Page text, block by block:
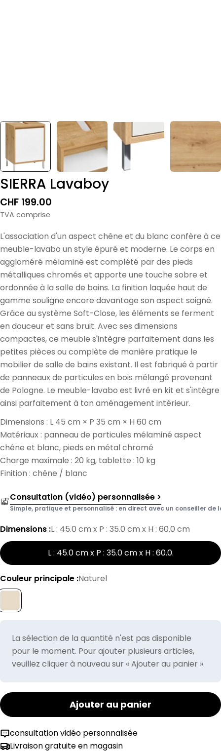
SIERRA Lavaboy
Prix
normal
CHF 199.00
TVA comprise
L'association d'un aspect chêne et du blanc confère à ce
meuble-lavabo un style épuré et moderne. Le corps en
aggloméré mélaminé est complété par des pieds
métalliques chromés et apporte une touche sobre et
ordonnée à la salle de bains. La finition laquée haut de
gamme souligne encore davantage son aspect soigné.
Grâce au système Soft-Close, les éléments se ferment
en douceur et sans bruit. Avec ses dimensions
compactes, ce meuble s'intègre parfaitement dans les
petites pièces ou complète de manière pratique le
mobilier de salle de bains existant. Il est fabriqué à partir
de panneaux de particules en bois mélangé provenant
de Pologne. Le meuble-lavabo est livré en kit et s'intègre
ainsi parfaitement à ton aménagement intérieur.
Dimensions : L 45 cm × P 35 cm × H 60 cm
Matériaux : panneau de particules mélaminé aspect
chêne et blanc, pieds en métal chromé
Charge maximale : 20 kg, tablette : 10 kg
Finition : chêne / blanc
Consultation (vidéo) personnalisée >
Simple, pratique et personnalisé : en direct avec un conseiller de
Dimensions :L : 45.0 cm x P : 35.0 cm x H : 60.0 cm
L : 45.0 cm x P : 35.0 cm x H : 60.0.
Couleur principale :Naturel
La sélection de la quantité n'est pas disponible
pour le moment. Pour ajouter plusieurs articles,
veuillez cliquer à nouveau sur « Ajouter au panier ».
Ajouter au panier
consultation vidéo personnalisée
Livraison gratuite en magasin